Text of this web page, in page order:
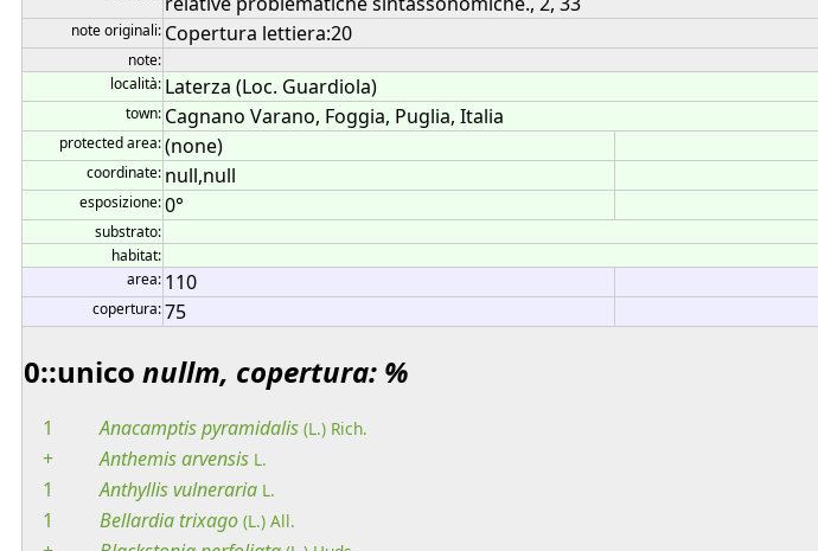
note originali: Copertura lettiera:20
note:
località: Laterza (Loc. Guardiola)
town: Cagnano Varano, Foggia, Puglia, Italia
protected area:(none)
coordinate: null,null
esposizione:0°
substrato:
habitat:
area: 110
copertura:75
0::unico nullm, copertura: %
1 Anacamptispyramidalis (L.) Rich.
+ Anthemisarvensis L.
1 Anthyllisvulneraria L.
1 Bellardia trixago (L.) All.